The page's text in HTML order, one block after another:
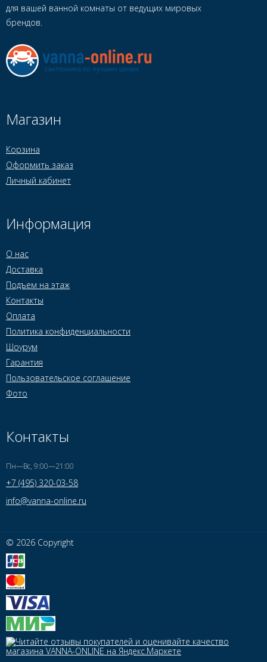
для вашей ванной комнаты от ведущих мировых
брендов.
Магазин
Корзина
Оформить заказ
Личный кабинет
Информация
О нас
Доставка
Подъем на этаж
Контакты
Оплата
Политика конфиденциальности
Шоурум
Гарантия
Пользовательское соглашение
Фото
Контакты
Пн—Вс, 9:00—21:00
+7 (495) 320-03-58
info@vanna-online.ru
© 2026 Copyright